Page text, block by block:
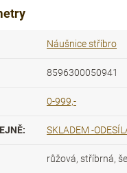
Náušnice stříbro
8596300050941
0-999,-
: SKLADEM -
růžová, stříbrná,